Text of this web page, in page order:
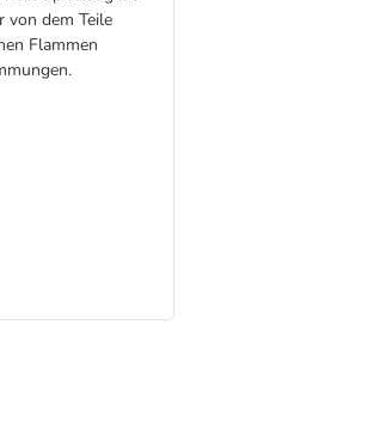
von dem Teile
Flammen